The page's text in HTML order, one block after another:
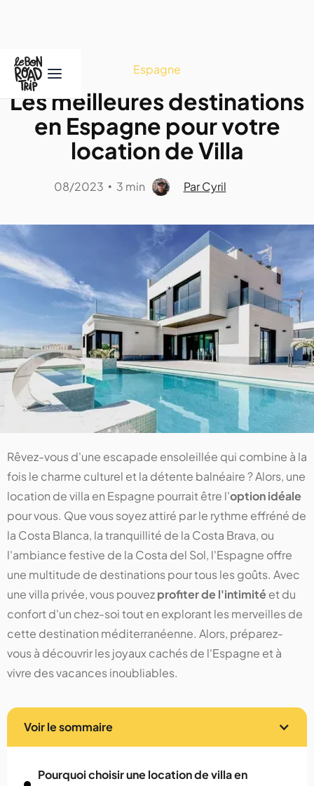
Espagne
Les meilleures destinations
en Espagne pour votre
location de Villa
08/2023 • 3 min Par Cyril
Rêvez-vous d'une escapade ensoleillée qui combine à la
fois le charme culturel et la détente balnéaire ? Alors, une
location de villa en Espagne pourrait être l'option idéale
pour vous. Que vous soyez attiré par le rythme effréné de
la Costa Blanca, la tranquillité de la Costa Brava, ou
l'ambiance festive de la Costa del Sol, l'Espagne offre
une multitude de destinations pour tous les goûts. Avec
une villa privée, vous pouvezprofiter de l'intimitéet du
confort d'un chez-soi tout en explorant les merveilles de
cette destination méditerranéenne. Alors, préparez-
vous à découvrir les joyaux cachés de l'Espagne et à
vivre des vacances inoubliables.
Voir le sommaire
Pourquoi choisir une location de villa en